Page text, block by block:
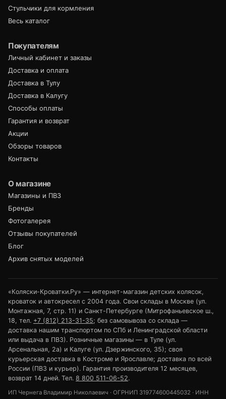
Стульчики для кормления
Весь каталог
Покупателям
Личный кабинет и заказы
Доставка и оплата
Доставка в Тулу
Доставка в Калугу
Способы оплаты
Гарантия и возврат
Акции
Обзоры товаров
Контакты
О магазине
Магазины и ПВЗ
Бренды
Фотогалерея
Отзывы покупателей
Блог
Архив снятых моделей
«Коляски-Кроватки.Ру» — интернет-магазин детских колясок,
кроваток и автокресел с 2004 года. Свои склады в Москве (ул.
Монтажная, 7, стр. 11) и Санкт-Петербурге (Митрофаньевское ш.,
18, тел. +7 (812) 213-31-35; без самовывоза со склада —
доставка нашим транспортом по СПб и Ленинградской области
или выдача в ПВЗ). Розничные магазины — в Туле (ул.
Арсенальная, 2а) и Калуге (ул. Дзержинского, 35); своя
курьерская доставка в Костроме и Ярославле; доставка по всей
России (ПВЗ и курьер). Гарантия производителя 12 месяцев,
возврат 14 дней. Тел. 8 800 511-06-52.
ИП Чернега Владимир Николаевич · ОГРНИП 319774600445032 · ИНН